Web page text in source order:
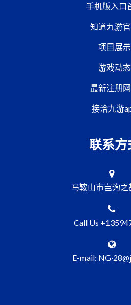
手机版入口
知道九游
项目展示
游戏动态
最新注册
接洽九游
联系方
马鞍山市岂询之
Call Us
E-mail: